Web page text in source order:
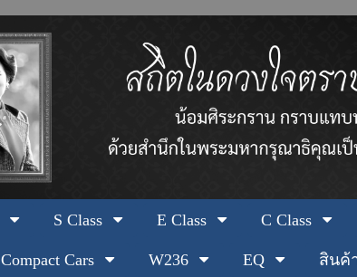
S Class E Class C Class
Compact Cars W236 EQ สินค้